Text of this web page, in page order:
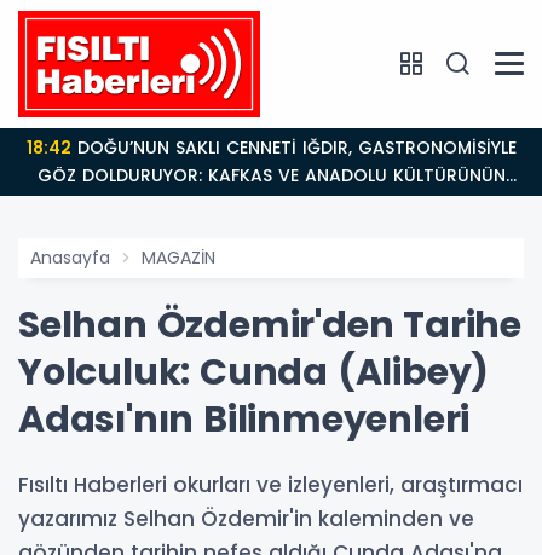
18:42
GÖZ DOLDURUYOR: KAFKAS VE ANADOLU KÜLTÜRÜNÜN
BULUŞMA NOKTASI
Anasayfa MAGAZİN
Selhan Özdemir'den Tarihe
Yolculuk: Cunda (Alibey)
Adası'nın Bilinmeyenleri
Fısıltı Haberleri okurları ve izleyenleri, araştırmacı
yazarımız Selhan Özdemir'in kaleminden ve